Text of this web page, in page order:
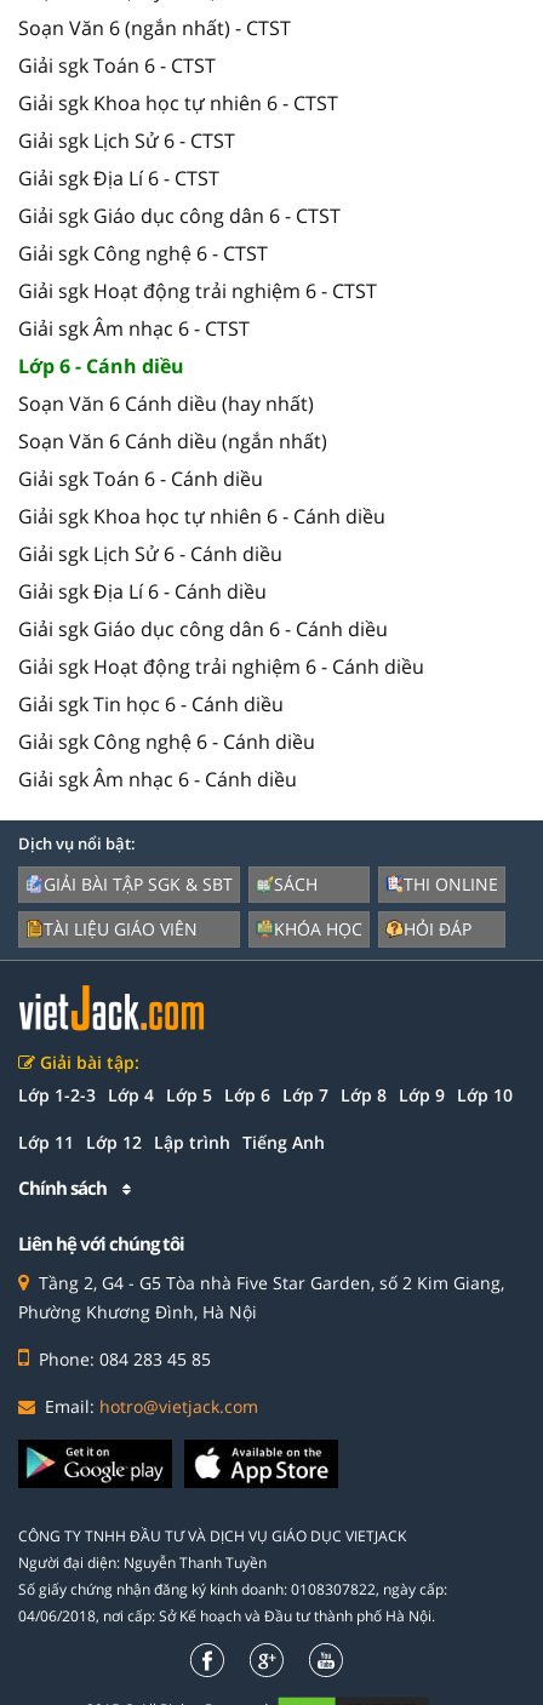
Soạn Văn 6 (ngắn nhất) - CTST
Giải sgk Toán 6 - CTST
Giải sgk Khoa học tự nhiên 6 - CTST
Giải sgk Lịch Sử 6 - CTST
Giải sgk Địa Lí 6 - CTST
Giải sgk Giáo dục công dân 6 - CTST
Giải sgk Công nghệ 6 - CTST
Giải sgk Hoạt động trải nghiệm 6 - CTST
Giải sgk Âm nhạc 6 - CTST
Lớp 6 - Cánh diều
Soạn Văn 6 Cánh diều (hay nhất)
Soạn Văn 6 Cánh diều (ngắn nhất)
Giải sgk Toán 6 - Cánh diều
Giải sgk Khoa học tự nhiên 6 - Cánh diều
Giải sgk Lịch Sử 6 - Cánh diều
Giải sgk Địa Lí 6 - Cánh diều
Giải sgk Giáo dục công dân 6 - Cánh diều
Giải sgk Hoạt động trải nghiệm 6 - Cánh diều
Giải sgk Tin học 6 - Cánh diều
Giải sgk Công nghệ 6 - Cánh diều
Giải sgk Âm nhạc 6 - Cánh diều
Dịch vụ nổi bật:
GIẢI BÀI TẬP SGK & SBT
TÀI LIỆU GIÁO VIÊN
SÁCH
KHÓA HỌC
THI ONLINE
HỎI ĐÁP
Giải bài tập:
Lớp 1-2-3 Lớp 4 Lớp 5 Lớp 6 Lớp 7 Lớp 8 Lớp 9 Lớp 10
Lớp 11 Lớp 12 Lập trình Tiếng Anh
Chính sách
Liên hệ với chúng tôi
Tầng 2, G4 - G5 Tòa nhà Five Star Garden, số 2 Kim Giang,
Phường Khương Đình, Hà Nội
Phone: 084 283 45 85
Email: hotro@vietjack.com
CÔNG TY TNHH ĐẦU TƯ VÀ DỊCH VỤ GIÁO DỤC VIETJACK
Người đại diện: Nguyễn Thanh Tuyền
Số giấy chứng nhận đăng ký kinh doanh: 0108307822, ngày cấp:
04/06/2018, nơi cấp: Sở Kế hoạch và Đầu tư thành phố Hà Nội.